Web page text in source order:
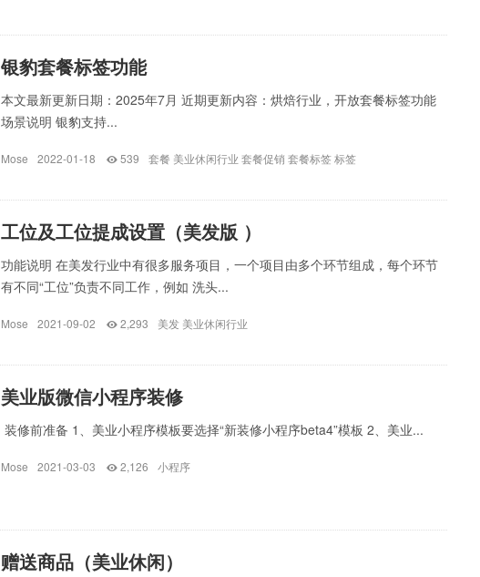
银豹套餐标签功能
本文最新更新日期：2025年7月 近期更新内容：烘焙行业，开放套餐标签功能
场景说明 银豹支持...
Mose 2022-01-18 539 套餐 美业休闲行业 套餐促销 套餐标签标签
工位及工位提成设置（美发版 ）
功能说明 在美发行业中有很多服务项目，一个项目由多个环节组成，每个环节
有不同“工位”负责不同工作，例如 洗头...
Mose 2021-09-02 2,293 美发 美业休闲行业
美业版微信小程序装修
装修前准备 1、美业小程序模板要选择“新装修小程序beta4”模板 2、美业...
Mose 2021-03-03 2,126 小程序
赠送商品（美业休闲）